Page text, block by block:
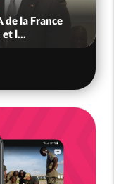
de la France
l...